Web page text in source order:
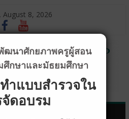
August 8, 2026
ฒนาศักยภาพครูผู้สอน
ศึกษาและมัธยมศึกษา
ำแบบสำรวจใน
ดอบรม